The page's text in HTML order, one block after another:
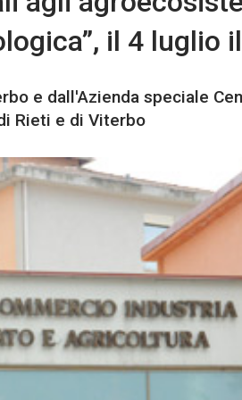
il 4 luglio
e dall'Azienda speciale
Rieti e di Viterbo